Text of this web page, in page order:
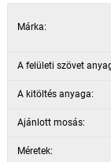
Márka:
A felületi szövet
A kitöltés anyaga:
Ajánlott mosás:
Méretek: